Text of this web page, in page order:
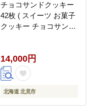
チョコサンドクッキー
42枚 ( スイーツ お菓子
クッキー チョコサンド
14,000円
北海道 北見市